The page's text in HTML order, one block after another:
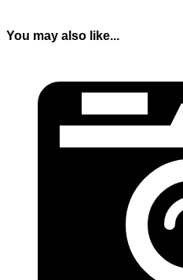
You may also like...